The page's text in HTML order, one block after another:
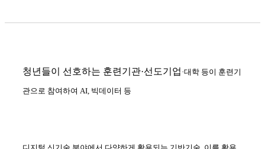
청년들이 선호하는 훈련기관·선도기업 ·대학 등이 훈련기
관으로 참여하여 AI, 빅데이터 등